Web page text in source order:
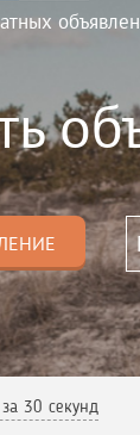
30 секунд